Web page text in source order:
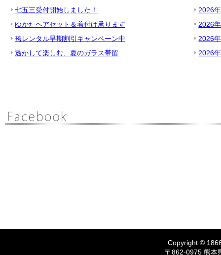
七五三受付開始しました！
ゆかたヘアセット＆着付け承ります
袴レンタル早期割引キャンペーン中
透かして楽しむ、夏のガラス帯留
2026
2026
2026
2026
Copyright ©
〒862-0975 熊本